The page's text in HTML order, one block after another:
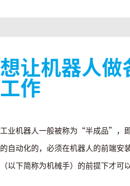
想让机器人
工作
工业机器人一般被称为“半成品”，
的自动化的，必须在机器人的前端安
（以下简称为机械手）的前提下才可